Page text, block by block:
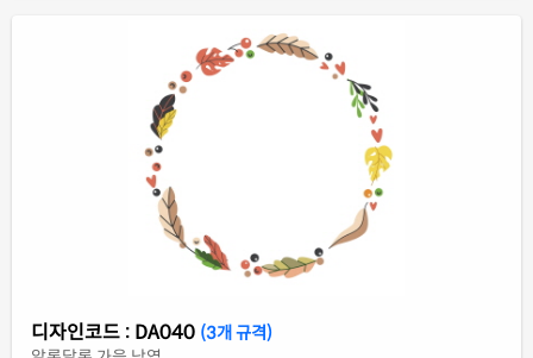
디자인코드 : DA040 (3개 규격)